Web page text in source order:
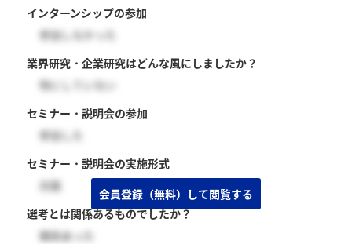
インターンシップの参加
参加しなかった
業界研究・企業研究はどんな風にしましたか？
特にしていない
セミナー・説明会の参加
参加した
セミナー・説明会の実施形式
対面
選考とは関係あるものでしたか？
関係あった
会員登録（無料）して閲覧する